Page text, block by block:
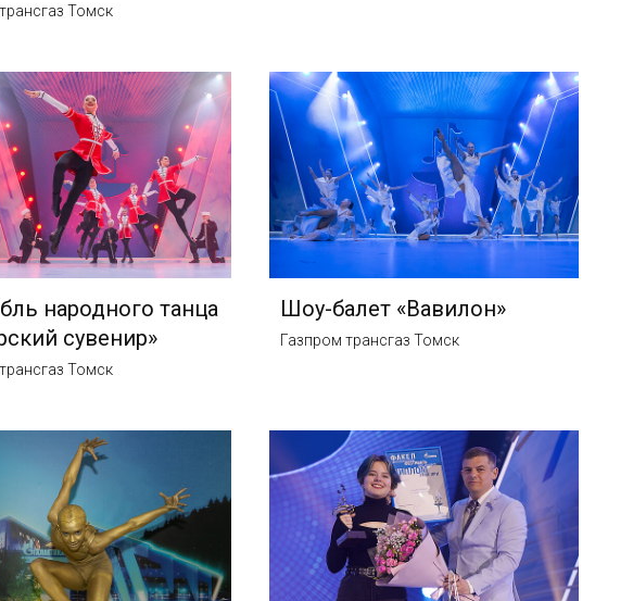
Томск
народного танца
сувенир»
Томск
Шоу-балет «Вавилон»
Газпром трансгаз Томск